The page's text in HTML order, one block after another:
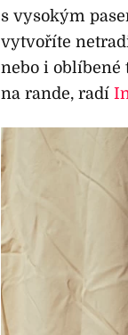
s vysokým
vytvoříte
nebo i oblíbené
na rande, radí